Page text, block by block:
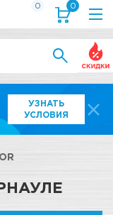
УЗНАТЬ
УСЛОВИЯ
0 0